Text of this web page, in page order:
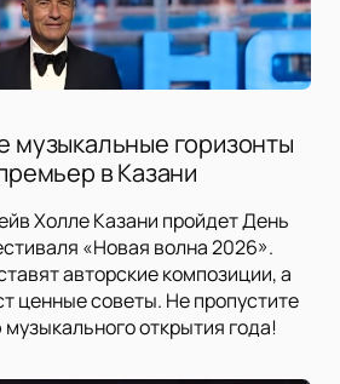
музыкальные горизонты
в Казани
Холле Казани пройдет День
«Новая волна 2026».
авторские композиции, а
ценные советы. Не пропустите
открытия года!